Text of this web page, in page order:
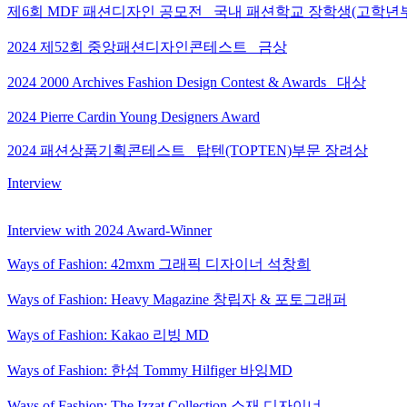
제6회 MDF 패션디자인 공모전_ 국내 패션학교 장학생(고학년
2024 제52회 중앙패션디자인콘테스트_ 금상
2024 2000 Archives Fashion Design Contest & Awards_ 대상
2024 Pierre Cardin Young Designers Award
2024 패션상품기획콘테스트_ 탑텐(TOPTEN)부문 장려상
Interview
Interview with 2024 Award-Winner
Ways of Fashion: 42mxm 그래픽 디자이너 석창희
Ways of Fashion: Heavy Magazine 창립자 & 포토그래퍼
Ways of Fashion: Kakao 리빙 MD
Ways of Fashion: 한섬 Tommy Hilfiger 바잉MD